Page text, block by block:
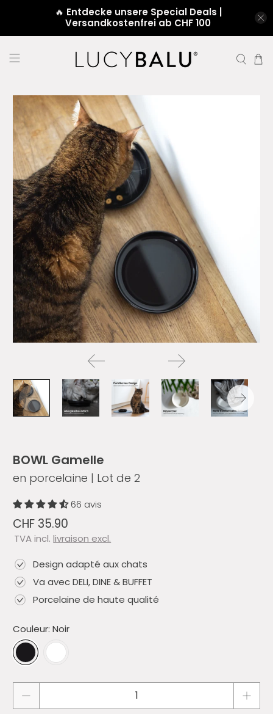
🔥 Entdecke unsere Special Deals |
Versandkostenfrei ab CHF 100
BOWL Gamelle
en porcelaine | Lot de 2
66 avis
CHF 35.90
TVA incl.livraison excl.
Design adapté aux chats
Va avec DELI, DINE & BUFFET
Porcelaine de haute qualité
Couleur:Noir